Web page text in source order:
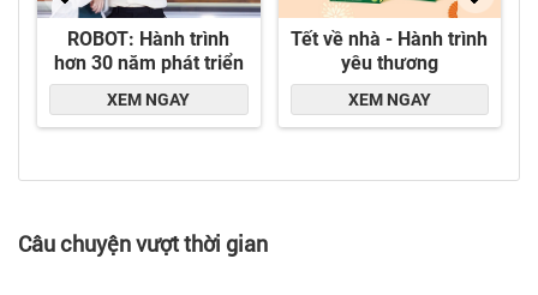
Câu chuyện vượt thời gian